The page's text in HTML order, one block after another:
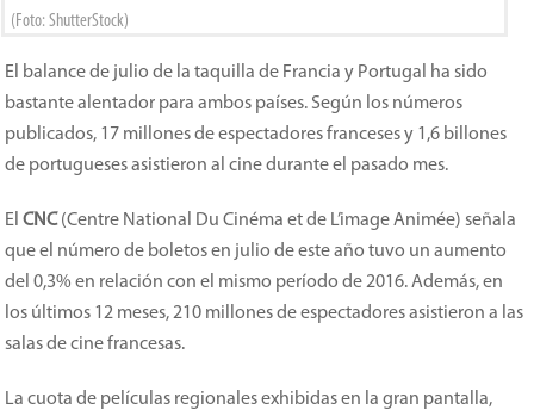
(Foto: ShutterStock)
El balance de julio de la taquilla de Francia y Portugal ha sido
bastante alentador para ambos países. Según los números
publicados, 17 millones de espectadores franceses y 1,6 billones
de portugueses asistieron al cine durante el pasado mes.
ElCNC(Centre National Du Cinéma et de L’image Animée) señala
que el número de boletos en julio de este año tuvo un aumento
del 0,3% en relación con el mismo período de 2016. Además, en
los últimos 12 meses, 210 millones de espectadores asistieron a las
salas de cine francesas.
La cuota de películas regionales exhibidas en la gran pantalla,